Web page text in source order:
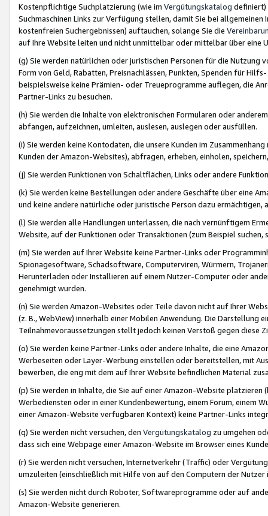
Kostenpflichtige Suchplatzierung (wie im Vergütungskatalog definiert)
Suchmaschinen Links zur Verfügung stellen, damit Sie bei
kostenfreien Suchergebnissen) auftauchen, solange Sie die
auf Ihre Website leiten und nicht unmittelbar oder mittelbar über eine
(g) Sie werden natürlichen oder juristischen Personen für die Nutzung
Form von Geld, Rabatten, Preisnachlässen, Punkten, Spenden für
beispielsweise keine Prämien- oder Treueprogramme auflegen, die
Partner-Links zu besuchen.
(h) Sie werden die Inhalte von elektronischen Formularen oder
abfangen, aufzeichnen, umleiten, auslesen, auslegen oder ausfüllen.
(i) Sie werden keine Kontodaten, die unsere Kunden im
Kunden der Amazon-Websites), abfragen, erheben, einholen,
(j) Sie werden Funktionen von Schaltflächen, Links oder andere
(k) Sie werden keine Bestellungen oder andere Geschäfte über eine
und keine andere natürliche oder juristische Person dazu
(l) Sie werden alle Handlungen unterlassen, die nach vernünftigem
Website, auf der Funktionen oder Transaktionen (zum Beispiel
(m) Sie werden auf Ihrer Website keine Partner-Links oder
Spionagesoftware, Schadsoftware, Computerviren, Würmern,
Herunterladen oder Installieren auf einem Nutzer-Computer oder
genehmigt wurden.
(n) Sie werden Amazon-Websites oder Teile davon nicht auf Ihrer
(z. B., WebView) innerhalb einer Mobilen Anwendung. Die Darstellung
Teilnahmevoraussetzungen stellt jedoch keinen Verstoß gegen diese
(o) Sie werden keine Partner-Links oder andere Inhalte, die eine
Werbeseiten oder Layer-Werbung einstellen oder bereitstellen, mit
bewerben, die eng mit dem auf Ihrer Website befindlichen Material
(p) Sie werden in Inhalte, die Sie auf einer Amazon-Website
Werbediensten oder in einer Kundenbewertung, einem Forum, einem
einer Amazon-Website verfügbaren Kontext) keine Partner-Links
(q) Sie werden nicht versuchen, den Vergütungskatalog zu umgehen
dass sich eine Webpage einer Amazon-Website im Browser eines
(r) Sie werden nicht versuchen, Internetverkehr (Traffic) oder
umzuleiten (einschließlich mit Hilfe von auf den Computern der
(s) Sie werden nicht durch Roboter, Softwareprogramme oder auf
Amazon-Website generieren.